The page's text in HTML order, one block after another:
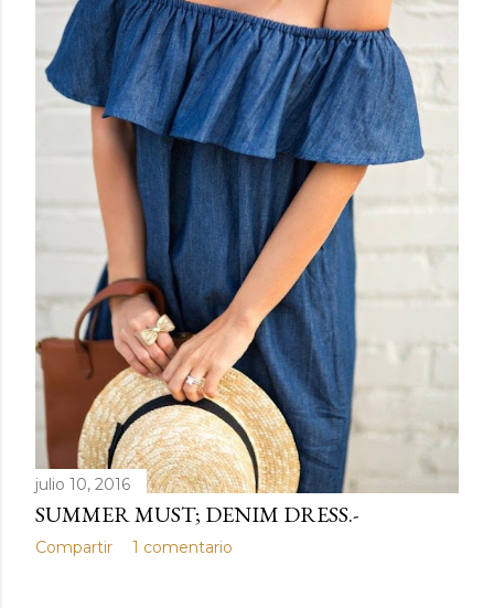
julio 10, 2016
SUMMER MUST; DENIM DRESS.-
Compartir 1 comentario